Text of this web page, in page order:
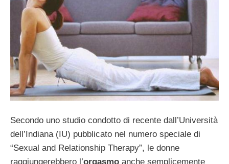
Secondo uno studio condotto di recente dall’Università
dell’Indiana (IU) pubblicato nel numero speciale di
“Sexual and Relationship Therapy”, le donne
raggiungerebbero l’orgasmo anche semplicemente